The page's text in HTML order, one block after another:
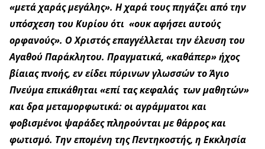
«μετά χαράς μεγάλης». Η χαρά τους πηγάζει από την
υπόσχεση του Κυρίου ότι «ουκ αφήσει αυτούς
ορφανούς». Ο Χριστός επαγγέλλεται την έλευση του
Αγαθού Παράκλητου. Πραγματικά, «καθάπερ» ήχος
βίαιας πνοής, εν είδει πύρινων γλωσσών το Άγιο
Πνεύμα επικάθηται «επί τας κεφαλάς των μαθητών»
και δρα μεταμορφωτικά: οι αγράμματοι και
φοβισμένοι ψαράδες πληρούνται με θάρρος και
φωτισμό. Την επομένη της Πεντηκοστής, η Εκκλησία